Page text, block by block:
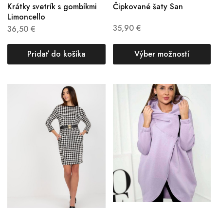
Krátky svetrík s gombíkmi
Limoncello
36,50 €
Pridať do košíka
Čipkované šaty San
35,90 €
Výber možností